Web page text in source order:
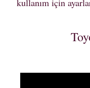
kullanım için